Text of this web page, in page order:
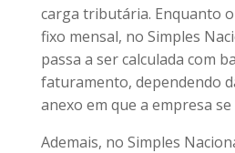
carga tributária. Enquanto
fixo mensal, no Simples
passa a ser calculada com
faturamento, dependendo
anexo em que a empresa
Ademais, no Simples